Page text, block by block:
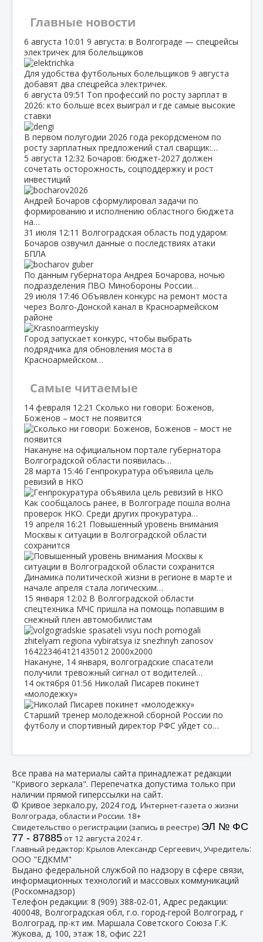
Главные новости
6 августа 10:01 9 августа: в Волгограде — спецрейсы
электричек для болельщиков
Для удобства футбольных болельщиков 9 августа
добавят два спецрейса электричек.
6 августа 09:51 Топ профессий по росту зарплат в
2026: кто больше всех выиграл и где самые высокие
ставки
В первом полугодии 2026 года рекордсменом по
росту зарплатных предложений стал сварщик:…
5 августа 12:32 Бочаров: бюджет‑2027 должен
сочетать осторожность, соцподдержку и рост
инвестиций
Андрей Бочаров сформулировал задачи по
формированию и исполнению областного бюджета
на…
31 июля 12:11 Волгоградская область под ударом:
Бочаров озвучил данные о последствиях атаки
БПЛА
По данным губернатора Андрея Бочарова, ночью
подразделения ПВО Минобороны России…
29 июля 17:46 Объявлен конкурс на ремонт моста
через Волго‑Донской канал в Красноармейском
районе
Город запускает конкурс, чтобы выбрать
подрядчика для обновления моста в
Красноармейском…
Самые читаемые
14 февраля 12:21 Сколько ни говори: Боженов,
Боженов – мост не появится
Накануне на официальном портале губернатора
Волгоградской области появилась…
28 марта 15:46 Генпрокуратура объявила цель
ревизий в НКО
Как сообщалось ранее, в Волгограде пошла волна
проверок НКО. Среди других прокуратура…
19 апреля 16:21 Повышенный уровень внимания
Москвы к ситуации в Волгоградской области
сохранится
Динамика политической жизни в регионе в марте и
начале апреля стала логическим…
15 января 12:02 В Волгоградской области
спецтехника МЧС пришла на помощь попавшим в
снежный плен автомобилистам
Накануне, 14 января, волгоградские спасатели
получили тревожный сигнал от водителей…
14 октября 01:56 Николай Писарев покинет
«молодежку»
Старший тренер молодежной сборной России по
футболу и спортивный директор РФС уйдет со…
Все права на материалы сайта принадлежат редакции
"Кривого зеркала". Перепечатка допустима только при
наличии прямой гиперссылки на сайт.
© Кривое зеркало.ру, 2024 год, Интернет-газета о жизни
Волгограда, области и России. 18+
Свидетельство о регистрации (запись в реестре) ЭЛ № ФС
77 - 87885от 12 августа 2024 г.
Главный редактор: Крылов Александр Сергеевич, Учредитель:
ООО "ЕДКММ"
Выдано федеральной службой по надзору в сфере связи,
информационных технологий и массовых коммуникаций
(Роскомнадзор)
Телефон редакции: 8 (909) 388-02-01 , Адрес редакции:
400048, Волгоградская обл, г.о. город-герой Волгоград, г
Волгоград, пр-кт им. Маршала Советского Союза Г.К.
Жукова, д. 100, этаж 18, офис 221